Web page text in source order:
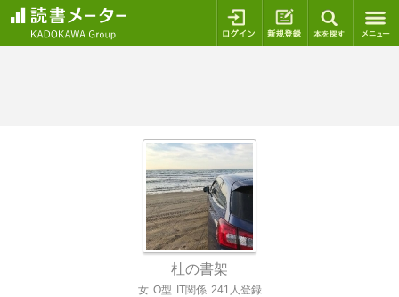
ログイン 新規登録
杜の書架
女 O型 IT関係 241人登録